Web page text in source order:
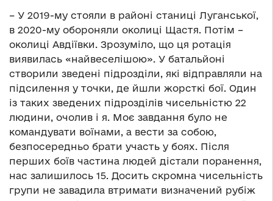
– У 2019-му стояли в районі станиці Луганської,
в 2020-му обороняли околиці Щастя. Потім –
околиці Авдіївки. Зрозуміло, що ця ротація
виявилась «найвеселішою». У батальйоні
створили зведені підрозділи, які відправляли на
підсилення у точки, де йшли жорсткі бої. Один
із таких зведених підрозділів чисельністю 22
людини, очолив і я. Моє завдання було не
командувати воїнами, а вести за собою,
безпосередньо брати участь у боях. Після
перших боїв частина людей дістали поранення,
нас залишилось 15. Досить скромна чисельність
групи не завадила втримати визначений рубіж